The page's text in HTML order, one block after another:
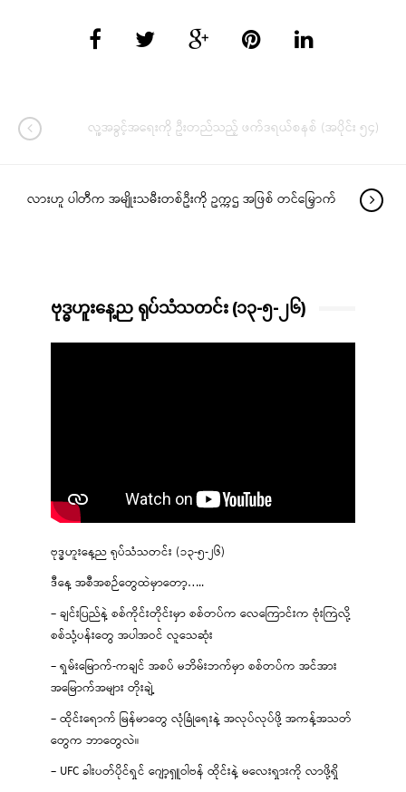
လူ့အခွင့်အရေးကို ဦးတည်သည့် ဖက်ဒရယ်စနစ် (အပိုင်း ၅၄)
လားဟူ ပါတီက အမျိုးသမီးတစ်ဦးကို ဥက္ကဌ အဖြစ် တင်မြှောက်
ဗုဒ္ဓဟူးနေ့ည ရုပ်သံသတင်း (၁၃-၅-၂၆)
ဗုဒ္ဓဟူးနေ့ည ရုပ်သံသတင်း (၁၃-၅-၂၆)
ဒီနေ့ အစီအစဉ်တွေထဲမှာတော့…..
– ချင်းပြည်နဲ့ စစ်ကိုင်းတိုင်းမှာ စစ်တပ်က လေကြောင်းက ဗုံးကြဲလို့
စစ်သုံ့ပန်းတွေ အပါအဝင် လူသေဆုံး
– ရှမ်းမြောက်-ကချင် အစပ် မဘိမ်းဘက်မှာ စစ်တပ်က အင်အား
အမြောက်အများ တိုးချဲ့
– ထိုင်းရောက် မြန်မာတွေ လုံခြုံရေးနဲ့ အလုပ်လုပ်ဖို့ အကန့်အသတ်
တွေက ဘာတွေလဲ။
– UFC ခါးပတ်ပိုင်ရှင် ဂျော့ရှူဝါဗန် ထိုင်းနဲ့ မလေးရှားကို လာဖို့ရှိ